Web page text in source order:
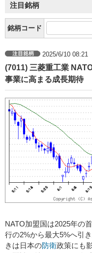
注目銘柄
銘柄コード
2025/6/10 08:21
(7011) 三菱重工業
事業に高まる成長期待
NATO加盟国は2025年の
行の2%から最大5%へ引
きは日本の防衛政策にも